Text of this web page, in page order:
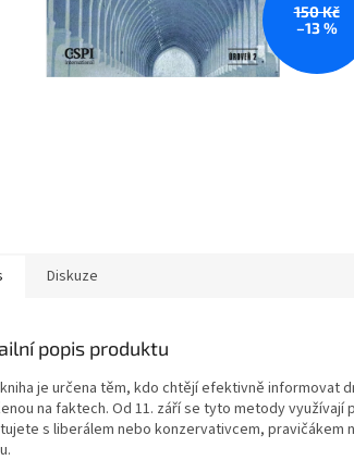
150 Kč
–13 %
Diskuze
popis produktu
je určena těm, kdo chtějí efektivně informovat
na faktech. Od 11. září se tyto metody
s liberálem nebo konzervativcem,